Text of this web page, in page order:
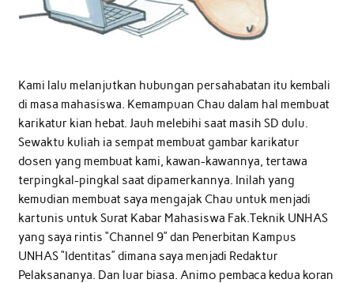
Kami lalu melanjutkan hubungan persahabatan itu kembali
di masa mahasiswa. Kemampuan Chau dalam hal membuat
karikatur kian hebat. Jauh melebihi saat masih SD dulu.
Sewaktu kuliah ia sempat membuat gambar karikatur
dosen yang membuat kami, kawan-kawannya, tertawa
terpingkal-pingkal saat dipamerkannya. Inilah yang
kemudian membuat saya mengajak Chau untuk menjadi
kartunis untuk Surat Kabar Mahasiswa Fak.Teknik UNHAS
yang saya rintis “Channel 9” dan Penerbitan Kampus
UNHAS “Identitas” dimana saya menjadi Redaktur
Pelaksananya. Dan luar biasa. Animo pembaca kedua koran